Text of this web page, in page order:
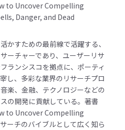
to Uncover Compelling
Danger, and Dead
かすための最前線で活躍する、
ーチャーであり、ユーザーリサ
ランシスコを拠点に、ポーティ
し、多彩な業界のリサーチプロ
楽、金融、テクノロジーなどの
の開発に貢献している。著書
to Uncover Compelling
ーチのバイブルとして広く知ら